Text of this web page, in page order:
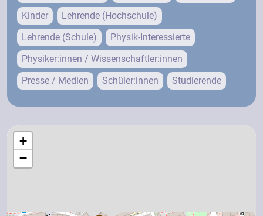
Kinder
Lehrende (Hochschule)
Lehrende (Schule)
Physik-Interessierte
Physiker:innen / Wissenschaftler:innen
Presse / Medien
Schüler:innen Studierende
+
−